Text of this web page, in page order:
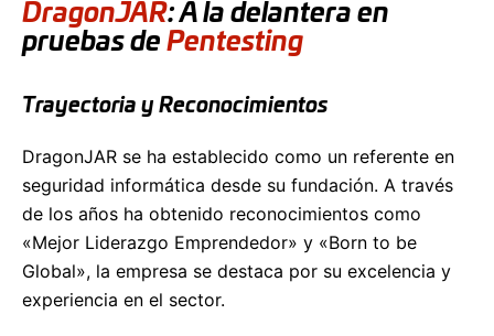
DragonJAR: A la delantera en
pruebas de Pentesting
Trayectoria y Reconocimientos
DragonJAR se ha establecido como un referente en
seguridad informática desde su fundación. A través
de los años ha obtenido reconocimientos como
«Mejor Liderazgo Emprendedor» y «Born to be
Global», la empresa se destaca por su excelencia y
experiencia en el sector.